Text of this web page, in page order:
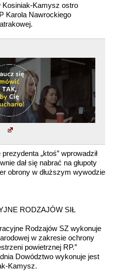
Kosiniak-Kamysz ostro
Karola Nawrockiego
„ktoś” wprowadził
dał się nabrać na głupoty
obrony w dłuższym wywodzie
RODZAJÓW SIŁ
Rodzajów SZ wykonuje
w zakresie ochrony
powietrznej RP.”
Dowództwo wykonuje jest
Kamysz.